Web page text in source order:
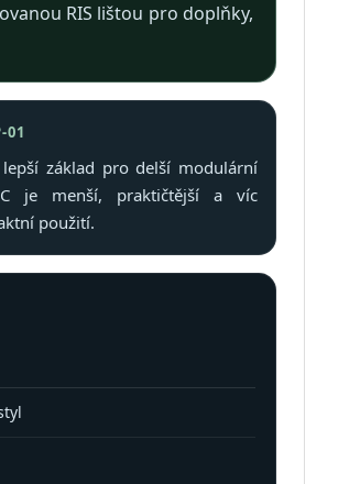
RIS lištou pro doplňky,
01
lepší základ pro delší modulární
je menší, praktičtější a víc
použití.